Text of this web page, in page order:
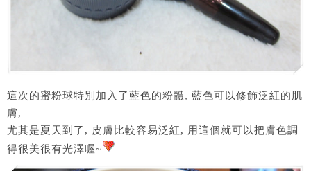
這次的蜜粉球特別加入了藍色的粉體, 藍色可以修飾泛紅的肌
膚,
尤其是夏天到了, 皮膚比較容易泛紅, 用這個就可以把膚色調
得很美很有光澤喔~